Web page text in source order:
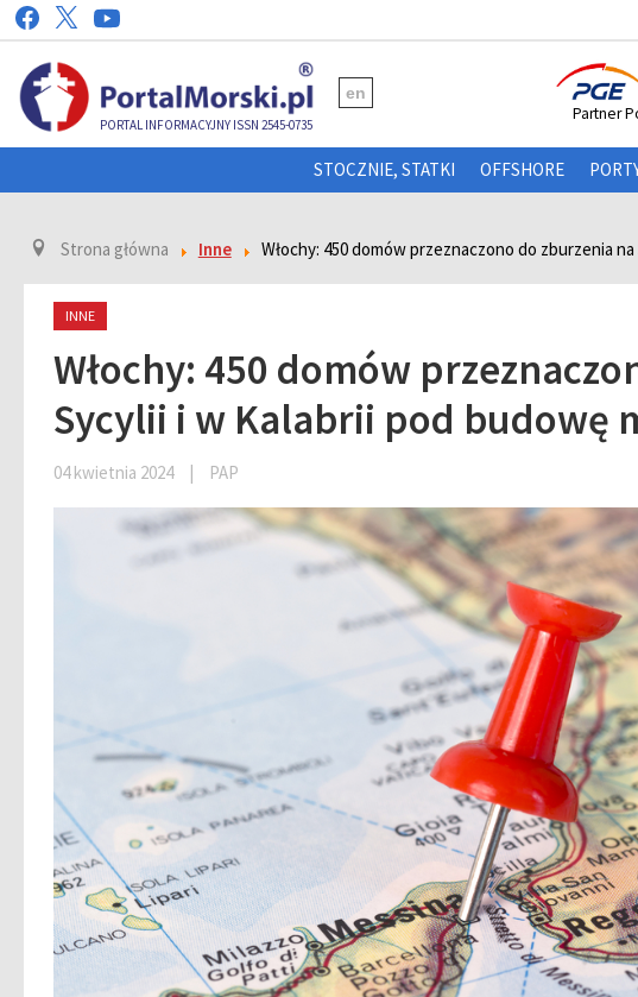
PORTAL INFORMACYJNY ISSN 2545-0735
en
Partner
STOCZNIE, STATKI OFFSHORE
Strona główna Inne Włochy: 450 domów przeznaczono do zburzenia
INNE
Włochy: 450 domów
Sycylii i w Kalabrii pod budowę
04 kwietnia 2024 | PAP